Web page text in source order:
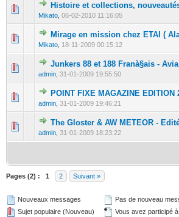
Histoire et collections,
Mikato 06-02-2010 11:16:05
0 Votes - 0 sur 5 en moyenne
12 345
Mirage en mission chez ETAI (
Mikato 18-11-2009 00:15:12
0 Votes - 0 sur 5 en moyenne
123 45
Junkers 88 et 188 Franà§ais -
admin 31-01-2009 19:55:50
0 Votes - 0 sur 5 en moyenne
12345
POINT FIXE MAGAZINE EDITION
admin 31-01-2009 19:46:21
0 Votes - 0 sur 5 en moyenne
123 45
The Gloster & AW METEOR -
admin 31-01-2009 18:23:22
0 Votes - 0 sur 5 en moyenne
12 345
Pages (2) : 1 2 Suivant »
Nouveaux messages
Sujet populaire (Nouveau)
Pas de nouveau
Vous avez participé